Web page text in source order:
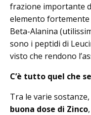
frazione importante
elemento
Beta-Alanina
sono i peptidi di
visto che rendono
C’è tutto quel che
Tra le varie
buona dose di Zinco